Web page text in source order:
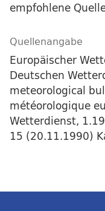
empfohlene
Quellenangabe
Europäischer
Deutschen
meteorological
météorologique
Wetterdienst,
15 (20.11.1990)